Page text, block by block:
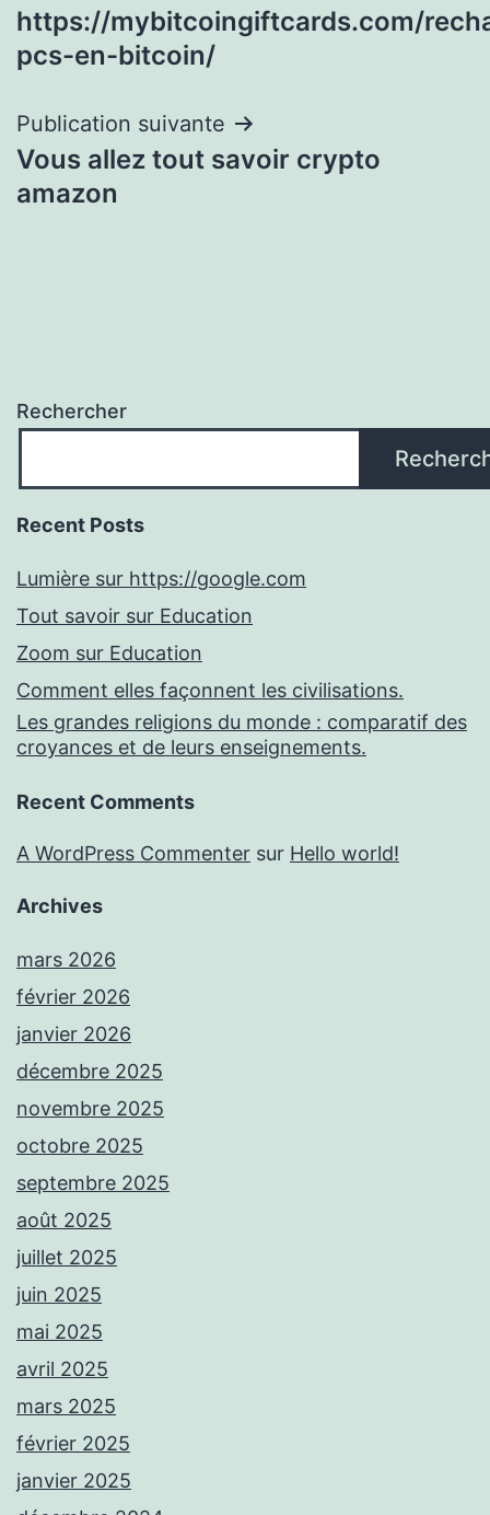
l’article
https://mybitcoingiftcards.com/
pcs-en-bitcoin/
Publication suivante
Vous allez tout savoir crypto
amazon
Rechercher
Recent Posts
Lumière sur https://google.com
Tout savoir sur Education
Zoom sur Education
Comment elles façonnent les civilisations.
Les grandes religions du monde : comparatif des
croyances et de leurs enseignements.
Recent Comments
A WordPress Commenter sur Hello world!
Archives
mars 2026
février 2026
janvier 2026
décembre 2025
novembre 2025
octobre 2025
septembre 2025
août 2025
juillet 2025
juin 2025
mai 2025
avril 2025
mars 2025
février 2025
janvier 2025